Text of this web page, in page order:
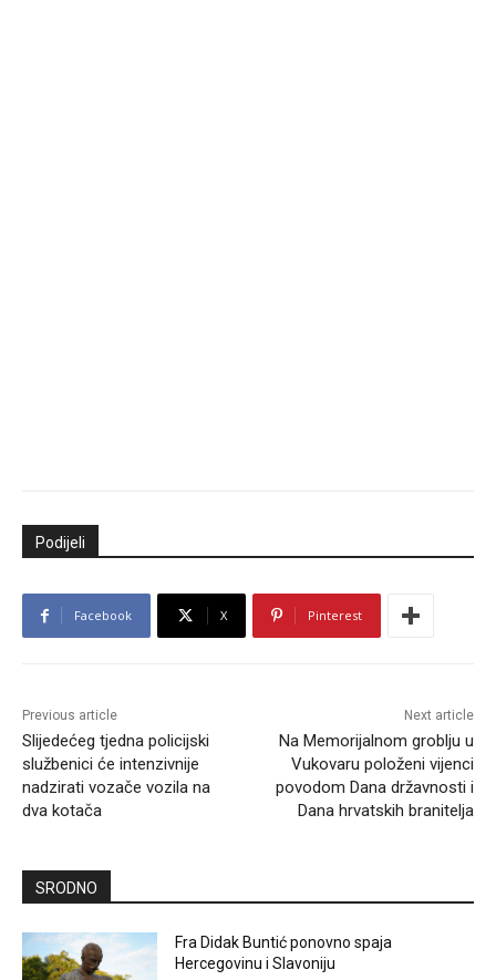
Podijeli
Facebook X Pinterest
Previous article
Slijedećeg tjedna policijski
službenici će intenzivnije
nadzirati vozače vozila na
dva kotača
Next article
Na Memorijalnom groblju u
Vukovaru položeni vijenci
povodom Dana državnosti i
Dana hrvatskih branitelja
SRODNO
Fra Didak Buntić ponovno spaja
Hercegovinu i Slavoniju